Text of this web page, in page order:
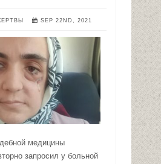
SEP 22ND, 2021
медицины
запросил у больной